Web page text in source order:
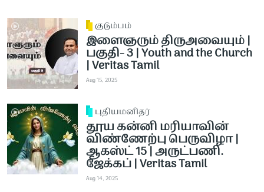
குடும்பம்
இளைஞரும் திருஅவையும் |
பகுதி- 3 | Youth and the Church
| Veritas Tamil
Aug 15, 2025
புதியமனிதர்
தூய கன்னி மரியாவின்
விண்ணேற்பு பெருவிழா |
ஆகஸ்ட் 15 | அருட்பணி.
ஜேக்கப் | Veritas Tamil
Aug 14, 2025